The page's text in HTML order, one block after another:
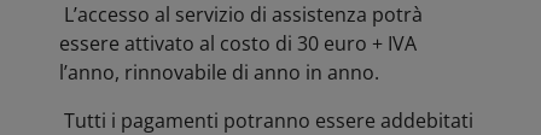
L’accesso al servizio di assistenza potrà
essere attivato al costo di 30 euro + IVA
l’anno, rinnovabile di anno in anno.
Tutti i pagamenti potranno essere addebitati